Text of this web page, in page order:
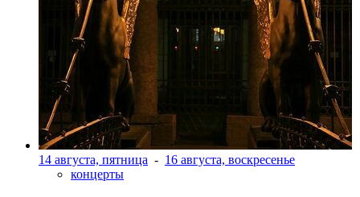
14 августа, пятница - 16 августа, воскресенье
концерты